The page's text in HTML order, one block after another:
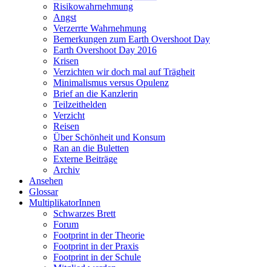
Risikowahrnehmung
Angst
Verzerrte Wahrnehmung
Bemerkungen zum Earth Overshoot Day
Earth Overshoot Day 2016
Krisen
Verzichten wir doch mal auf Trägheit
Minimalismus versus Opulenz
Brief an die Kanzlerin
Teilzeithelden
Verzicht
Reisen
Über Schönheit und Konsum
Ran an die Buletten
Externe Beiträge
Archiv
Ansehen
Glossar
MultiplikatorInnen
Schwarzes Brett
Forum
Footprint in der Theorie
Footprint in der Praxis
Footprint in der Schule